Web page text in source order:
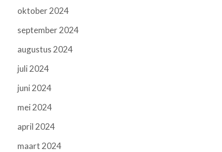
oktober 2024
september 2024
augustus 2024
juli 2024
juni 2024
mei 2024
april 2024
maart 2024